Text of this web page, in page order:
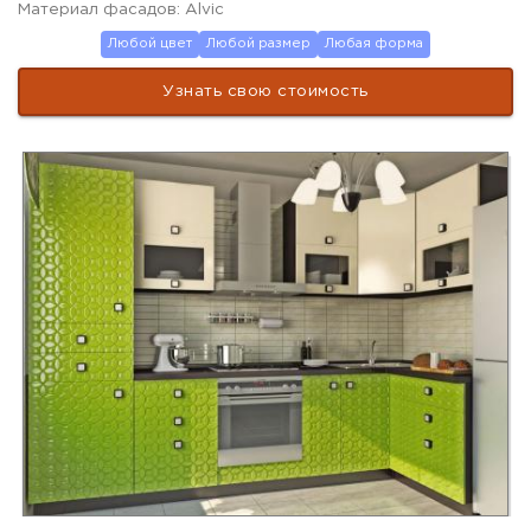
Материал фасадов: Alvic
Любой цвет Любой размер Любая форма
Узнать свою стоимость